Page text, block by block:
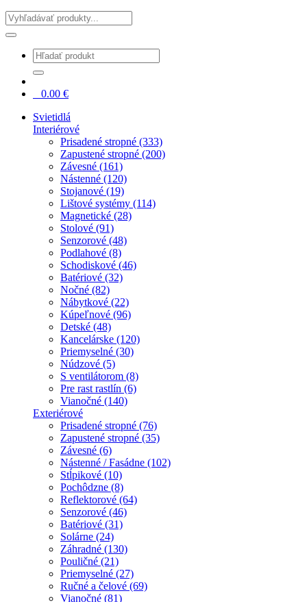
Hladať
0.00 €
Svietidlá
Interiérové
Prisadené stropné (333)
Zapustené stropné (200)
Závesné (161)
Nástenné (120)
Stojanové (19)
Lištové systémy (114)
Magnetické (28)
Stolové (91)
Senzorové (48)
Podlahové (8)
Schodiskové (46)
Batériové (32)
Nočné (82)
Nábytkové (22)
Kúpeľnové (96)
Detské (48)
Kancelárske (120)
Priemyselné (30)
Núdzové (5)
S ventilátorom (8)
Pre rast rastlín (6)
Vianočné (140)
Exteriérové
Prisadené stropné (76)
Zapustené stropné (35)
Závesné (6)
Nástenné / Fasádne (102)
Stĺpikové (10)
Pochôdzne (8)
Reflektorové (64)
Senzorové (46)
Batériové (31)
Solárne (24)
Záhradné (130)
Pouličné (21)
Priemyselné (27)
Ručné a čelové (69)
Vianočné (81)